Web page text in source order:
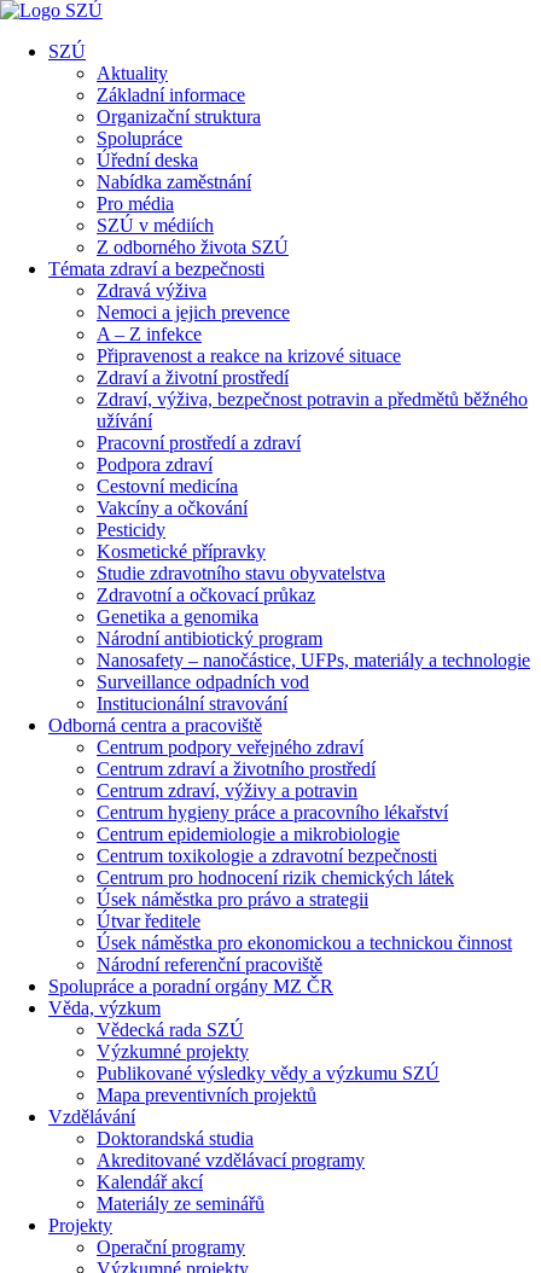
SZÚ
Aktuality
Základní informace
Organizační struktura
Spolupráce
Úřední deska
Nabídka zaměstnání
Pro média
SZÚ v médiích
Z odborného života SZÚ
Témata zdraví a bezpečnosti
Zdravá výživa
Nemoci a jejich prevence
A – Z infekce
Připravenost a reakce na krizové situace
Zdraví a životní prostředí
Zdraví, výživa, bezpečnost potravin a předmětů běžného
užívání
Pracovní prostředí a zdraví
Podpora zdraví
Cestovní medicína
Vakcíny a očkování
Pesticidy
Kosmetické přípravky
Studie zdravotního stavu obyvatelstva
Zdravotní a očkovací průkaz
Genetika a genomika
Národní antibiotický program
Nanosafety – nanočástice, UFPs, materiály a technologie
Surveillance odpadních vod
Institucionální stravování
Odborná centra a pracoviště
Centrum podpory veřejného zdraví
Centrum zdraví a životního prostředí
Centrum zdraví, výživy a potravin
Centrum hygieny práce a pracovního lékařství
Centrum epidemiologie a mikrobiologie
Centrum toxikologie a zdravotní bezpečnosti
Centrum pro hodnocení rizik chemických látek
Úsek náměstka pro právo a strategii
Útvar ředitele
Úsek náměstka pro ekonomickou a technickou činnost
Národní referenční pracoviště
Spolupráce a poradní orgány MZ ČR
Věda, výzkum
Vědecká rada SZÚ
Výzkumné projekty
Publikované výsledky vědy a výzkumu SZÚ
Mapa preventivních projektů
Vzdělávání
Doktorandská studia
Akreditované vzdělávací programy
Kalendář akcí
Materiály ze seminářů
Projekty
Operační programy
Výzkumné projekty